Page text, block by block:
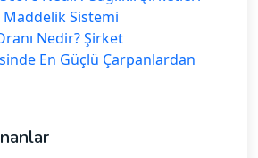
Maddelik Sistemi
Nedir? Şirket
En Güçlü Çarpanlardan